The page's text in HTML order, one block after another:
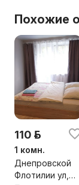
Похожие
110 р.
1 комн.
Днепровской
Флотилии ул,